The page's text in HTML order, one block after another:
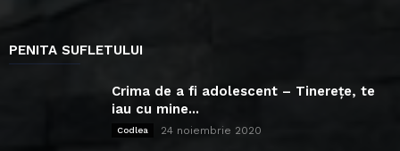
PENITA SUFLETULUI
Crima de a fi adolescent – Tinerețe, te
iau cu mine...
Codlea 24 noiembrie 2020